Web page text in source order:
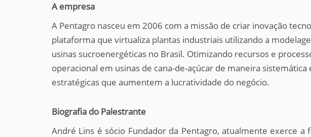
A empresa
A Pentagro nasceu em 2006 com a missão de criar inovação
plataforma que virtualiza plantas industriais utilizando a
usinas sucroenergéticas no Brasil. Otimizando recursos e
operacional em usinas de cana-de-açúcar de maneira
estratégicas que aumentem a lucratividade do negócio.
Biografia do Palestrante
André Lins é sócio Fundador da Pentagro, atualmente exerce a